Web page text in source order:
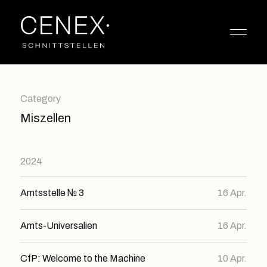
Category
Miszellen
2024
Amtsstelle № 3 16 Apr.
Amts-Universalien 16 Apr.
CfP: Welcome to the Machine 10 Apr.